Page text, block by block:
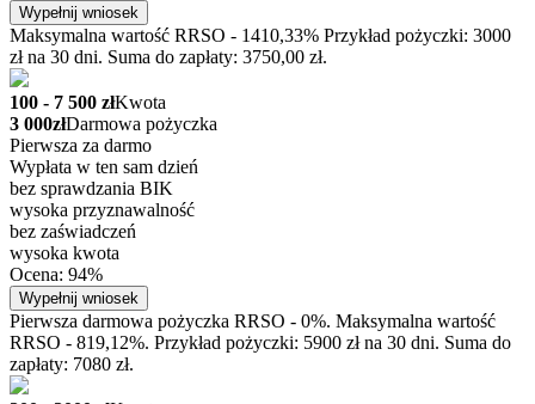
Wypełnij wniosek
Maksymalna wartość RRSO - 1410,33% Przykład pożyczki: 3000
zł na 30 dni. Suma do zapłaty: 3750,00 zł.
100 - 7 500 złKwota
3 000złDarmowa pożyczka
Pierwsza za darmo
Wypłata w ten sam dzień
bez sprawdzania BIK
wysoka przyznawalność
bez zaświadczeń
wysoka kwota
Ocena: 94%
Wypełnij wniosek
Pierwsza darmowa pożyczka RRSO - 0%. Maksymalna wartość
RRSO - 819,12%. Przykład pożyczki: 5900 zł na 30 dni. Suma do
zapłaty: 7080 zł.